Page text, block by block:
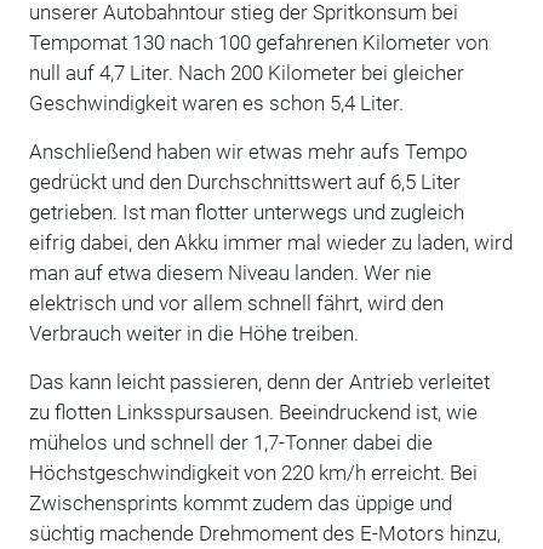
unserer Autobahntour stieg der Spritkonsum bei
Tempomat 130 nach 100 gefahrenen Kilometer von
null auf 4,7 Liter. Nach 200 Kilometer bei gleicher
Geschwindigkeit waren es schon 5,4 Liter.
Anschließend haben wir etwas mehr aufs Tempo
gedrückt und den Durchschnittswert auf 6,5 Liter
getrieben. Ist man flotter unterwegs und zugleich
eifrig dabei, den Akku immer mal wieder zu laden, wird
man auf etwa diesem Niveau landen. Wer nie
elektrisch und vor allem schnell fährt, wird den
Verbrauch weiter in die Höhe treiben.
Das kann leicht passieren, denn der Antrieb verleitet
zu flotten Linksspursausen. Beeindruckend ist, wie
mühelos und schnell der 1,7-Tonner dabei die
Höchstgeschwindigkeit von 220 km/h erreicht. Bei
Zwischensprints kommt zudem das üppige und
süchtig machende Drehmoment des E-Motors hinzu,